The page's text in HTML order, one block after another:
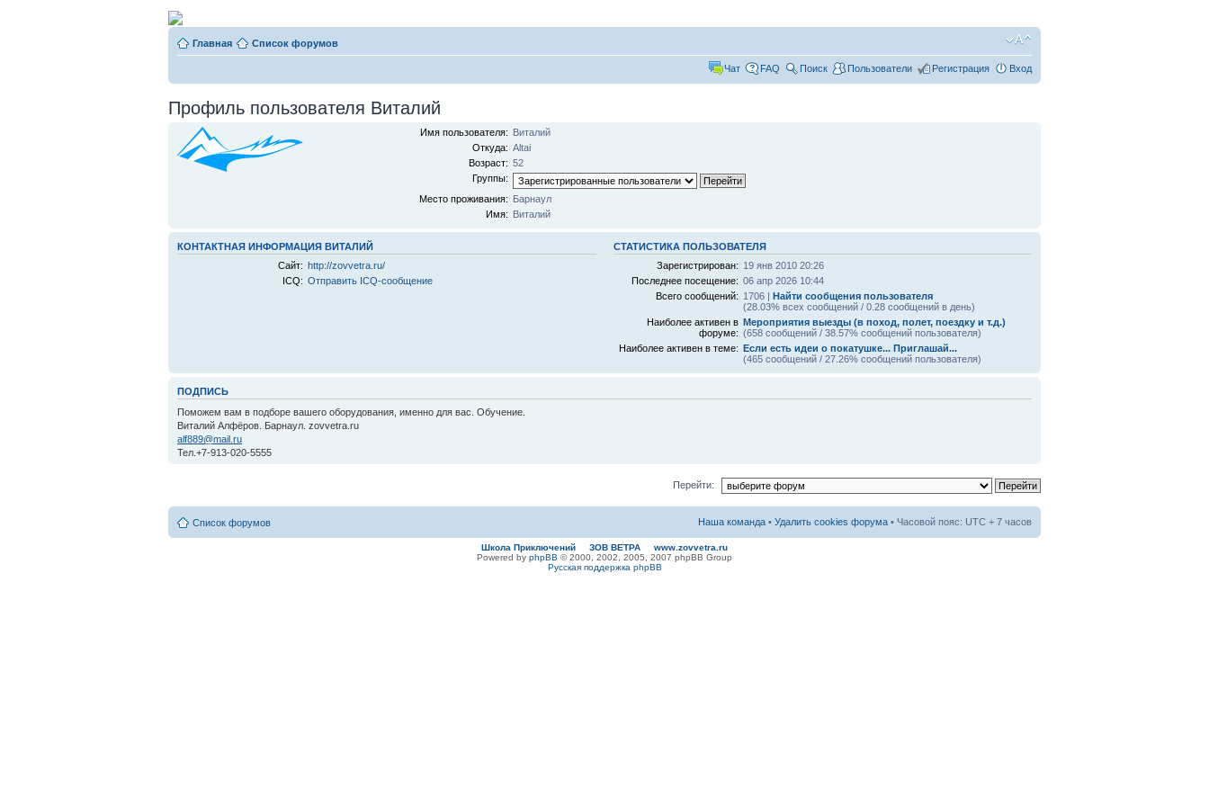
Главная Список форумов
Чат FAQ Поиск Пользователи Регистрация Вход
Профиль пользователя Виталий
Имя пользователя: Виталий
Откуда: Altai
Возраст: 52
Группы:
Место проживания: Барнаул
Имя: Виталий
КОНТАКТНАЯ ИНФОРМАЦИЯ ВИТАЛИЙ
Сайт: http://zovvetra.ru/
ICQ: Отправить ICQ-сообщение
СТАТИСТИКА ПОЛЬЗОВАТЕЛЯ
Зарегистрирован: 19 янв 2010 20:26
Последнее посещение: 06 апр 2026 10:44
Всего сообщений: 1706 |Найти сообщения пользователя
(28.03% всех сообщений / 0.28 сообщений в день)
Наиболее активен в
форуме:
Мероприятия выезды (в поход, полет, поездку и т.д.)
(658 сообщений / 38.57% сообщений пользователя)
Наиболее активен в теме: Если есть идеи о покатушке... Приглашай...
(465 сообщений / 27.26% сообщений пользователя)
ПОДПИСЬ
Поможем вам в подборе вашего оборудования, именно для вас. Обучение.
Виталий Алфёров. Барнаул. zovvetra.ru
alf889@mail.ru
Тел.+7-913-020-5555
Перейти:
Список форумов Наша команда • Удалить cookies форума • Часовой пояс: UTC + 7 часов
Школа Приключений ЗОВ ВЕТРА www.zovvetra.ru
Powered by phpBB © 2000, 2002, 2005, 2007 phpBB Group
Русская поддержка phpBB